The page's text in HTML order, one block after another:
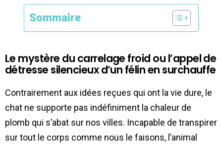
Sommaire
Le mystère du carrelage froid ou l’appel de
détresse silencieux d’un félin en surchauffe
Contrairement aux idées reçues qui ont la vie dure, le
chat ne supporte pas indéfiniment la chaleur de
plomb qui s’abat sur nos villes. Incapable de transpirer
sur tout le corps comme nous le faisons, l’animal